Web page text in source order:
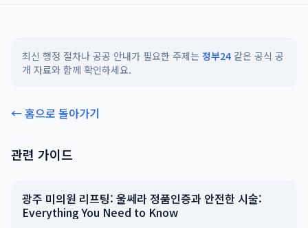
최신 행정 절차나 공공 안내가 필요한 주제는 정부24 같은 공식 공
개 자료와 함께 확인하세요.
← 홈으로 돌아가기
관련 가이드
광주 미의원 리프팅: 울쎄라 정품인증과 안전한 시술:
Everything You Need to Know